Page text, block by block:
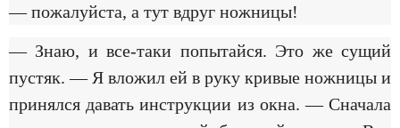
— пожалуйста, а тут вдруг ножницы!
— Знаю, и все-таки попытайся. Это же сущий
пустяк. — Я вложил ей в руку кривые ножницы и
принялся давать инструкции из окна. — Сначала